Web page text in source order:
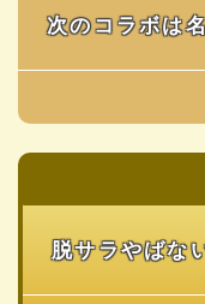
次のコラボは
脱サラやばな